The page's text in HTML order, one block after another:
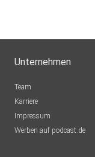
Unternehmen
Team
Karriere
Impressum
Werben auf podcast.de